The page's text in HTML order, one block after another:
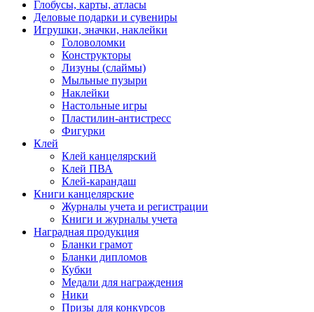
Глобусы, карты, атласы
Деловые подарки и сувениры
Игрушки, значки, наклейки
Головоломки
Конструкторы
Лизуны (слаймы)
Мыльные пузыри
Наклейки
Настольные игры
Пластилин-антистресс
Фигурки
Клей
Клей канцелярский
Клей ПВА
Клей-карандаш
Книги канцелярские
Журналы учета и регистрации
Книги и журналы учета
Наградная продукция
Бланки грамот
Бланки дипломов
Кубки
Медали для награждения
Ники
Призы для конкурсов